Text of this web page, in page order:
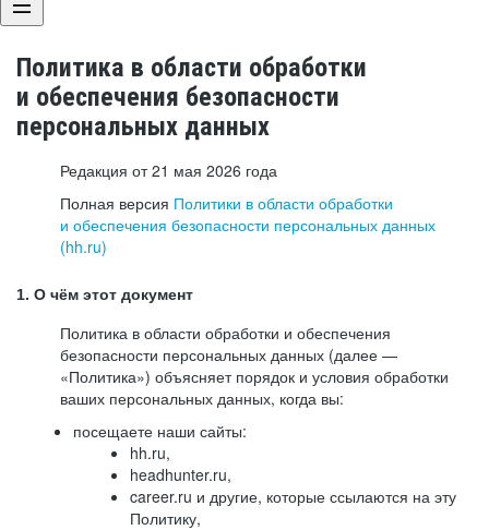
Политика в области обработки
и обеспечения безопасности
персональных данных
Редакция от 21 мая 2026 года
Полная версия Политики в области обработки
и обеспечения безопасности персональных данных
(hh.ru)
1. О чём этот документ
Политика в области обработки и обеспечения
безопасности персональных данных (далее —
«Политика») объясняет порядок и условия обработки
ваших персональных данных, когда вы:
посещаете наши сайты:
hh.ru,
headhunter.ru,
career.ru и другие, которые ссылаются на эту
Политику,